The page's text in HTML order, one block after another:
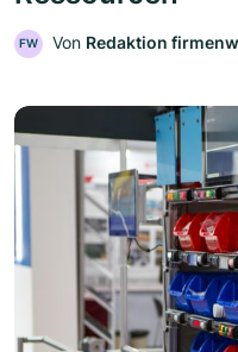
FW Von Redaktion